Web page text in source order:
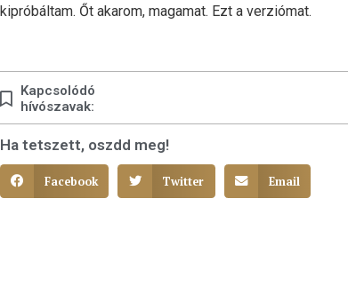
kipróbáltam. Őt akarom, magamat. Ezt a verziómat.
Kapcsolódó
hívószavak:
Ha tetszett, oszdd meg!
Facebook Twitter Email